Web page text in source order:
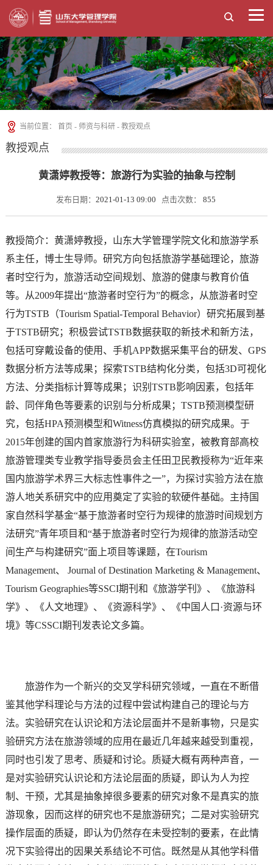
当前位置： 首页 - 师资与科研 -教授观点
教授观点
黄潇婷教授等：旅游行为实验的抽象与控制
发布日期： 2021-01-13 09:00 点击次数： 855
教授简介：黄潇婷教授，山东大学管理学院文化和旅游学系
系主任，博士生导师。研究方向包括旅游学基础理论，旅游
者时空行为，旅游活动空间规划、旅游的健康与教育价值
等。从2009年提出“旅游者时空行为”的概念，从旅游者时空
行为TSTB（Tourism Spatial-Temporal Behavior）研究拓展到基
于TSTB研究；积极尝试TSTB数据获取的新技术和新方法，
包括可穿戴设备的使用、手机APP数据采集平台的研发、GPS
数据分析方法等成果；探索TSTB结构化分类，包括3D可视化
方法、分类指标计算等成果；识别TSTB影响因素，包括年
龄、同伴角色等要素的识别与分析成果；TSTB预测模型研
究，包括HPA预测模型和Witness仿真模拟的研究成果。于
2015年创建的国内首家旅游行为科研实验室，被教育部高校
旅游管理类专业教学指导委员会主任田卫民教授称为“近年来
国内旅游学术界三大标志性事件之一”，为探讨实验方法在旅
游人地关系研究中的应用奠定了实验的软硬件基础。主持国
家自然科学基金“基于旅游者时空行为规律的旅游时间规划方
法研究”青年项目和“基于旅游者时空行为规律的旅游活动空
间生产与构建研究”面上项目等课题，在Tourism
Management、 Journal of Destination Marketing & Management、
Tourism Geographies等SSCI期刊和《旅游学刊》、《旅游科
学》、《人文地理》、《资源科学》、《中国人口·资源与环
境》等CSSCI期刊发表论文多篇。
旅游作为一个新兴的交叉学科研究领域，一直在不断借
鉴其他学科理论与方法的过程中尝试构建自己的理论与方
法。实验研究在认识论和方法论层面并不是新事物，只是实
验研究方法在旅游领域的应用在最近几年越来越受到重视，
同时也引发了思考、质疑和讨论。质疑大概有两种声音，一
是对实验研究认识论和方法论层面的质疑，即认为人为控
制、干预，尤其是抽象掉很多要素的研究对象不是真实的旅
游现象，因而这样的研究也不是旅游研究；二是对实验研究
操作层面的质疑，即认为仍然存在未受控制的要素，在此情
况下实验得出的因果关系结论不可信。既然是从其他学科借